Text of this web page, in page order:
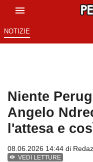
NOTIZIE
Niente
Angelo
l'attesa e
08.06.2026 14:44 di
VEDI LETTURE